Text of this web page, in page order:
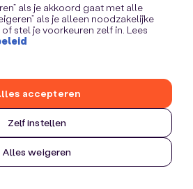
als je akkoord gaat met alle
als je alleen noodzakelijke
stel je voorkeuren zelf in. Lees
Zelf instellen
Alles weigeren
accepteren